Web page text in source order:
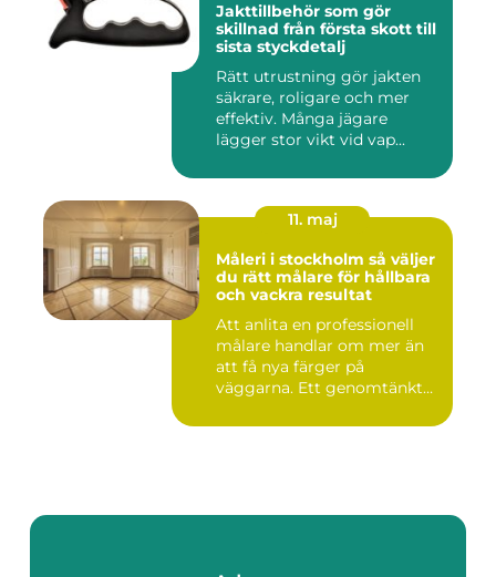
Jakttillbehör som gör
skillnad från första skott till
sista styckdetalj
Rätt utrustning gör jakten
säkrare, roligare och mer
effektiv. Många jägare
lägger stor vikt vid vap...
11. maj
Måleri i stockholm så väljer
du rätt målare för hållbara
och vackra resultat
Att anlita en professionell
målare handlar om mer än
att få nya färger på
väggarna. Ett genomtänkt